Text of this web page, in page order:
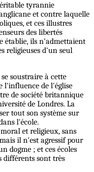
tyrannie
et contre laquelle
et ces illustres
des libertés
établie, ils n'admettaient
religieuses d'un seul
soustraire à cette
l'influence de l'église
de société britannique
de Londres. La
tout son système sur
l'école.
et religieux, sans
il n'est agressif pour
dogme ; et ces écoles
différents sont très